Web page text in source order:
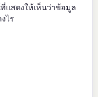
สดงให้เห็นว่าข้อมูล
ไร